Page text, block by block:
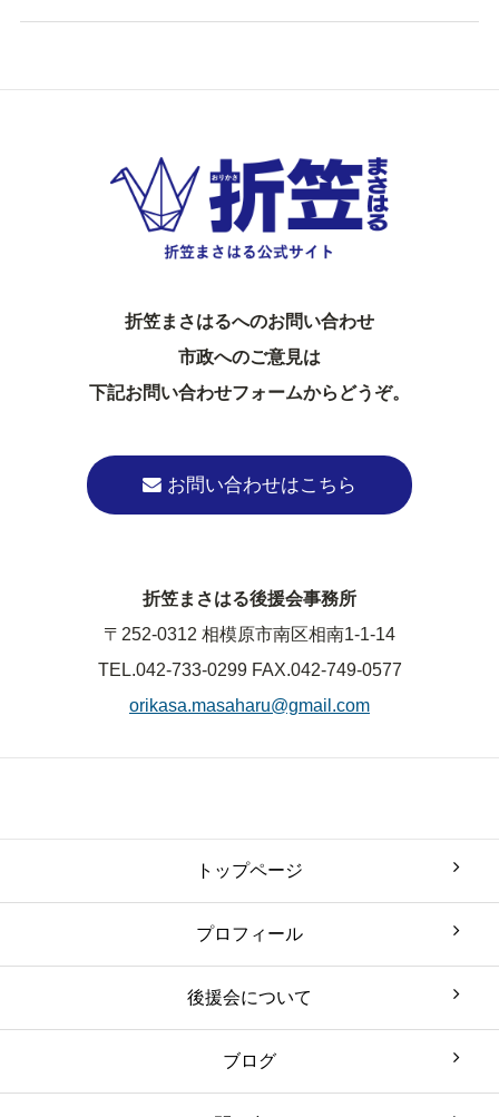
折笠まさはるへのお問い合わせ
市政へのご意見は
下記お問い合わせフォームからどうぞ。
お問い合わせはこちら
折笠まさはる後援会事務所
〒252-0312 相模原市南区相南1-1-14
TEL.042-733-0299 FAX.042-749-0577
orikasa.masaharu@gmail.com
トップページ
プロフィール
後援会について
ブログ